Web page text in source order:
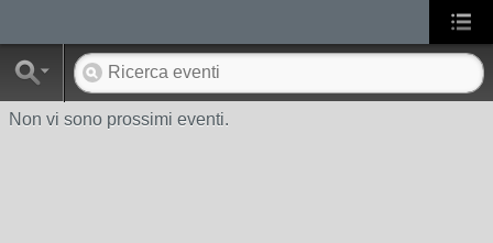
Non vi sono prossimi eventi.